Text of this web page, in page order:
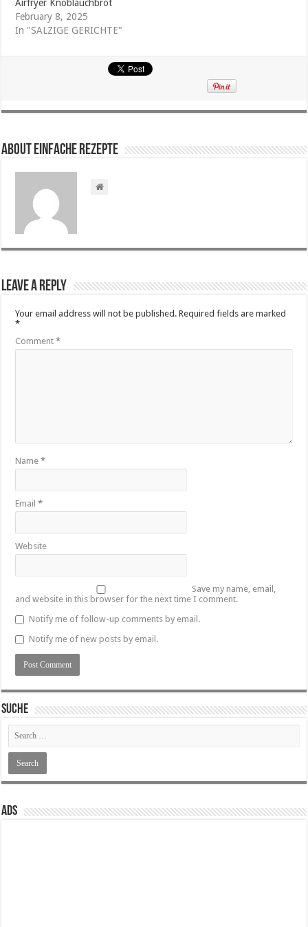
Airfryer Knoblauchbrot
February 8, 2025
In "SALZIGE GERICHTE"
About Einfache Rezepte
Leave a Reply
Your email address will not be published. Required fields are marked
*
Comment*
Name*
Email*
Website
Save my name, email,
and website in this browser for the next time I comment.
Notify me of follow-up comments by email.
Notify me of new posts by email.
SUCHE
ADS